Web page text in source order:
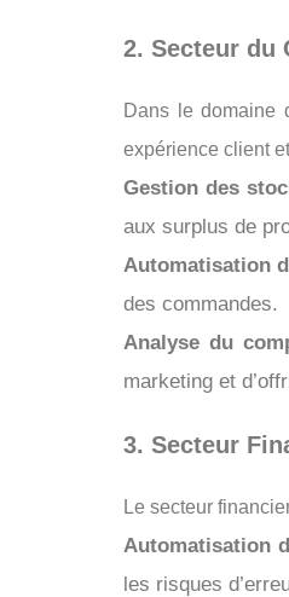
2. Secteur du
Dans le domaine
expérience client
Gestion des
aux surplus de
Automatisation
des commandes.
Analyse du
marketing et
3. Secteur
Le secteur
Automatisation
les risques